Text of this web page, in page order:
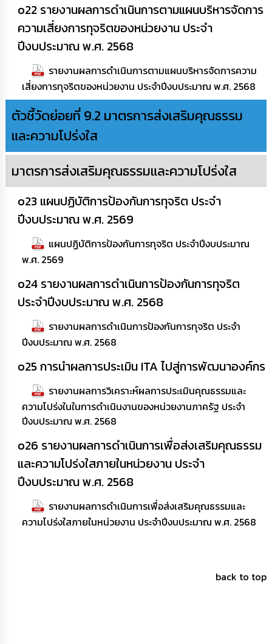
o22 รายงานผลการดำเนินการตามแผนบริหารจัดการ
ความเสี่ยงการทุจริตของหน่วยงาน ประจำ
ปีงบประมาณ พ.ศ. 2568
รายงานผลการดำเนินการตามแผนบริหารจัดการความ
เสี่ยงการทุจริตของหน่วยงาน ประจำปีงบประมาณ พ.ศ. 2568
ตัวชี้วัดย่อยที่ 9.2 มาตรการส่งเสริมคุณธรรม
และความโปร่งใส
มาตรการส่งเสริมคุณธรรมและความโปร่งใส
o23 แผนปฏิบัติการป้องกันการทุจริต ประจำ
ปีงบประมาณ พ.ศ. 2569
แผนปฏิบัติการป้องกันการทุจริต ประจำปีงบประมาณ
พ.ศ. 2569
o24 รายงานผลการดำเนินการป้องกันการทุจริต
ประจำปีงบประมาณ พ.ศ. 2568
รายงานผลการดำเนินการป้องกันการทุจริต ประจำ
ปีงบประมาณ พ.ศ. 2568
o25 การนำผลการประเมิน ITA ไปสู่การพัฒนาองค์กร
รายงานผลการวิเคราะห์ผลการประเมินคุณธรรมและ
ความโปร่งในในการดำเนินงานของหน่วยงานภาครัฐ ประจำ
ปีงบประมาณ พ.ศ. 2568
o26 รายงานผลการดำเนินการเพื่อส่งเสริมคุณธรรม
และความโปร่งใสภายในหน่วยงาน ประจำ
ปีงบประมาณ พ.ศ. 2568
รายงานผลการดำเนินการเพื่อส่งเสริมคุณธรรมและ
ความโปร่งใสภายในหน่วยงาน ประจำปีงบประมาณ พ.ศ. 2568
back to top